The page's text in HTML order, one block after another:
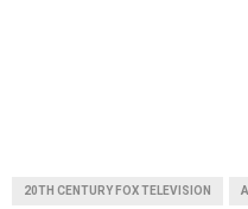
20TH CENTURY FOX TELEVISION